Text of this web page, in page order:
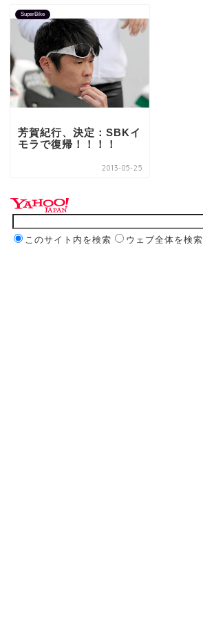
SuperBike
芳賀紀行、決定：SBKイ
モラで復帰！！！！
2013-05-25
このサイト内を検索 ウェブ全体を検索